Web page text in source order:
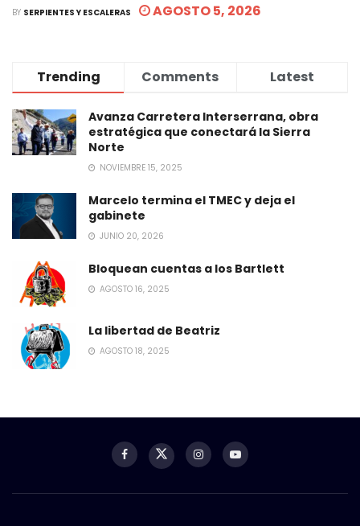
BY SERPIENTES Y ESCALERAS AGOSTO 5, 2026
Trending Comments Latest
Avanza Carretera Interserrana, obra
estratégica que conectará la Sierra
Norte
NOVIEMBRE 15, 2025
Marcelo termina el TMEC y deja el
gabinete
JUNIO 20, 2026
Bloquean cuentas a los Bartlett
AGOSTO 16, 2025
La libertad de Beatriz
AGOSTO 18, 2025